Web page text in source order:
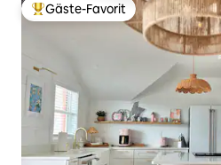
Beliebter Gäste-Favorit.
Gäste-Favorit